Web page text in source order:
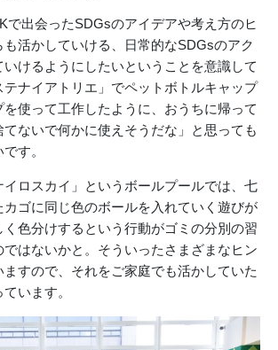
で出会ったSDGsのアイデアや考え方のヒ
も活かしていける、日常的なSDGsのアク
けるようにしたいということを意識して
テナイアトリエ」でペットボトルキャップ
使って工作したように、おうちに帰って
ないで何かに使えそうだな」と思っても
す。
ロスカイ」というボールプールでは、七
ゴに同じ色のボールを入れていく遊びが
く色分けするという行動がゴミの分別の習
はないかと。そういったさまざまなヒン
ますので、それをご家庭でも活かしていた
います。